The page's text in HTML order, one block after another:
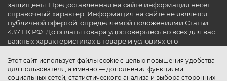
Этот сайт использует файлы cookie с целью повышения удобства
для пользователя, а именно — дополнения функциями
социальных сетей, статистического анализа и выбора сторонних
защищены. Предоставленная на сайте информация несёт
справочный характер. Информация на сайте не является
публичной офертой, определяемой положениями Статьи
437 ГК РФ. До оплаты товара удостоверьтесь во всех для вас
важных характеристиках в товаре и условиях его